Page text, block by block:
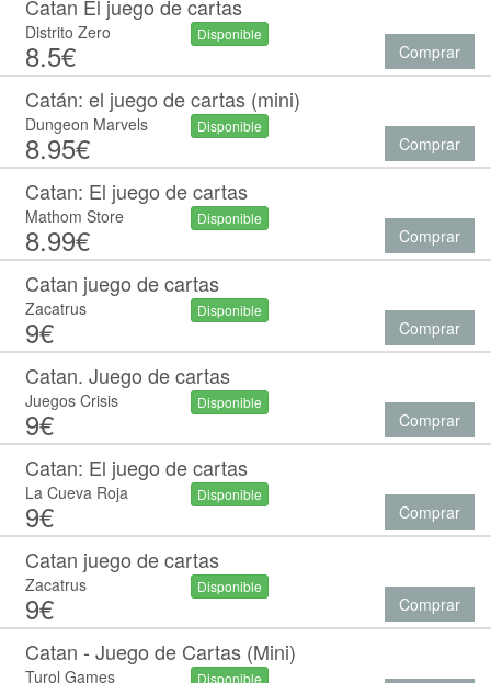
Catan El juego de cartas
Distrito Zero
8.5€
Disponible
Comprar
Catán: el juego de cartas (mini)
Dungeon Marvels
8.95€
Disponible
Comprar
Catan: El juego de cartas
Mathom Store
8.99€
Disponible
Comprar
Catan juego de cartas
Zacatrus
9€
Disponible
Comprar
Catan. Juego de cartas
Juegos Crisis
9€
Disponible
Comprar
Catan: El juego de cartas
La Cueva Roja
9€
Disponible
Comprar
Catan juego de cartas
Zacatrus
9€
Disponible
Comprar
Catan - Juego de Cartas (Mini)
Turol Games Disponible